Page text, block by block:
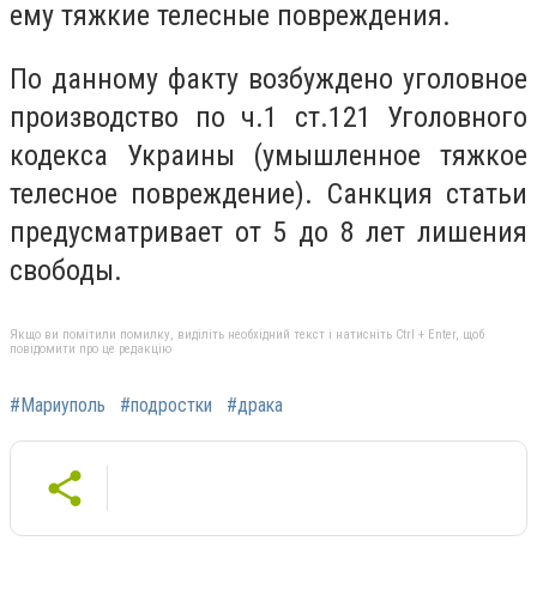
ему тяжкие телесные повреждения.
По данному факту возбуждено уголовное
производство по ч.1 ст.121 Уголовного
кодекса Украины (умышленное тяжкое
телесное повреждение). Санкция статьи
предусматривает от 5 до 8 лет лишения
свободы.
Якщо ви помітили помилку, виділіть необхідний текст і натисніть Ctrl + Enter, щоб
повідомити про це редакцію
#Мариуполь #подростки #драка